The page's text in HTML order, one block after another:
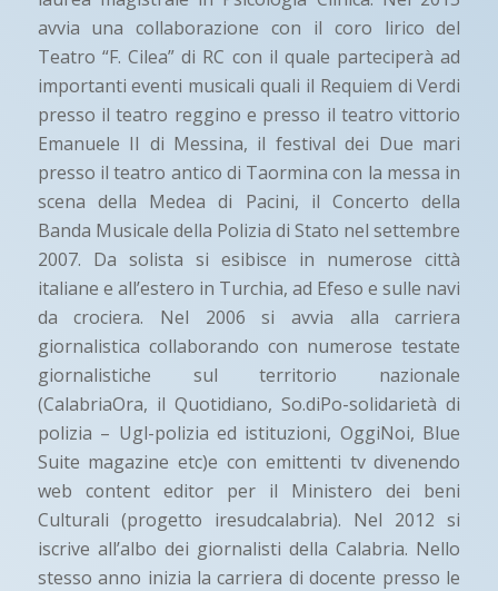
avvia una collaborazione con il coro lirico del
Teatro “F. Cilea” di RC con il quale parteciperà ad
importanti eventi musicali quali il Requiem di Verdi
presso il teatro reggino e presso il teatro vittorio
Emanuele II di Messina, il festival dei Due mari
presso il teatro antico di Taormina con la messa in
scena della Medea di Pacini, il Concerto della
Banda Musicale della Polizia di Stato nel settembre
2007. Da solista si esibisce in numerose città
italiane e all’estero in Turchia, ad Efeso e sulle navi
da crociera. Nel 2006 si avvia alla carriera
giornalistica collaborando con numerose testate
giornalistiche sul territorio nazionale
(CalabriaOra, il Quotidiano, So.diPo-solidarietà di
polizia – Ugl-polizia ed istituzioni, OggiNoi, Blue
Suite magazine etc)e con emittenti tv divenendo
web content editor per il Ministero dei beni
Culturali (progetto iresudcalabria). Nel 2012 si
iscrive all’albo dei giornalisti della Calabria. Nello
stesso anno inizia la carriera di docente presso le